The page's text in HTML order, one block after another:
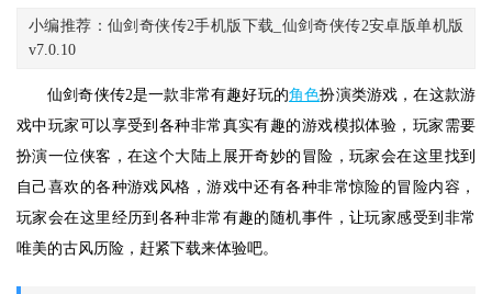
小编推荐：仙剑奇侠传2手机版下载_仙剑奇侠传2安卓版单机版
v7.0.10
仙剑奇侠传2是一款非常有趣好玩的角色扮演类游戏，在这款游
戏中玩家可以享受到各种非常真实有趣的游戏模拟体验，玩家需要
扮演一位侠客，在这个大陆上展开奇妙的冒险，玩家会在这里找到
自己喜欢的各种游戏风格，游戏中还有各种非常惊险的冒险内容，
玩家会在这里经历到各种非常有趣的随机事件，让玩家感受到非常
唯美的古风历险，赶紧下载来体验吧。